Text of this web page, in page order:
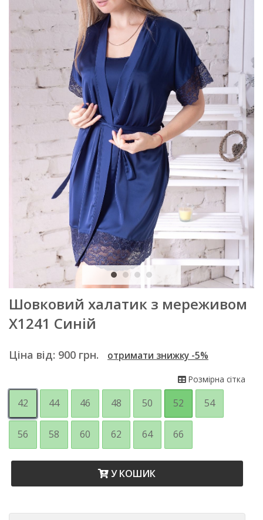
Шовковий халатик з мереживом
Х1241 Синій
Ціна від: 900 грн. отримати знижку -5%
Розмірна сітка
42 44 46 48 50 52 54
56 58 60 62 64 66
У КОШИК